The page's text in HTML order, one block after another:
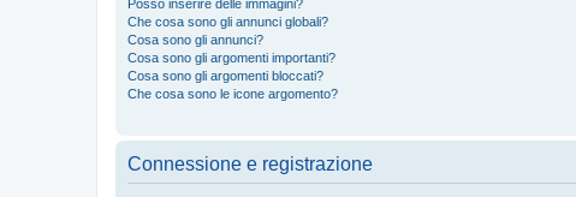
Posso inserire delle immagini?
Che cosa sono gli annunci globali?
Cosa sono gli annunci?
Cosa sono gli argomenti importanti?
Cosa sono gli argomenti bloccati?
Che cosa sono le icone argomento?
Connessione e registrazione